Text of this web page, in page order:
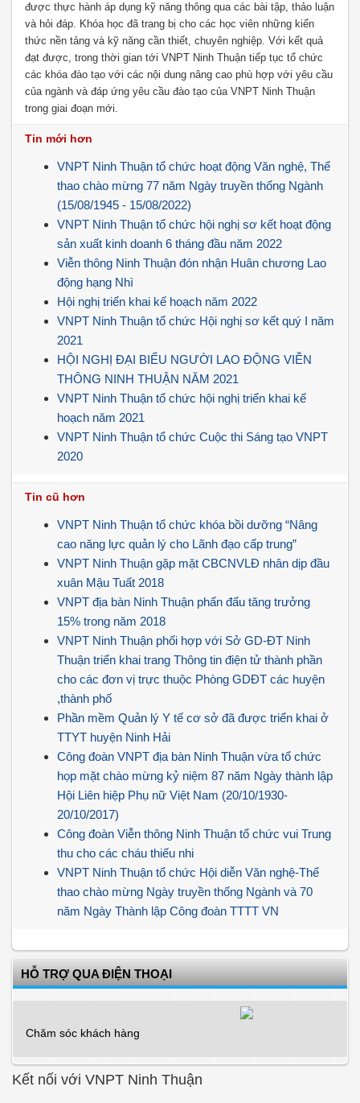
được thực hành áp dụng kỹ năng thông qua các bài tập, thảo luận
và hỏi đáp. Khóa học đã trang bị cho các học viên những kiến
thức nền tảng và kỹ năng cần thiết, chuyên nghiệp. Với kết quả
đạt được, trong thời gian tới VNPT Ninh Thuận tiếp tục tổ chức
các khóa đào tạo với các nội dung nâng cao phù hợp với yêu cầu
của ngành và đáp ứng yêu cầu đào tạo của VNPT Ninh Thuận
trong giai đoạn mới.
Tin mới hơn
VNPT Ninh Thuận tổ chức hoạt động Văn nghệ, Thể
thao chào mừng 77 năm Ngày truyền thống Ngành
(15/08/1945 - 15/08/2022)
VNPT Ninh Thuận tổ chức hội nghị sơ kết hoạt động
sản xuất kinh doanh 6 tháng đầu năm 2022
Viễn thông Ninh Thuận đón nhận Huân chương Lao
động hạng Nhì
Hội nghị triển khai kế hoạch năm 2022
VNPT Ninh Thuận tổ chức Hội nghị sơ kết quý I năm
2021
HỘI NGHỊ ĐẠI BIỂU NGƯỜI LAO ĐỘNG VIỄN
THÔNG NINH THUẬN NĂM 2021
VNPT Ninh Thuận tổ chức hội nghị triển khai kế
hoạch năm 2021
VNPT Ninh Thuận tổ chức Cuộc thi Sáng tạo VNPT
2020
Tin cũ hơn
VNPT Ninh Thuận tổ chức khóa bồi dưỡng “Nâng
cao năng lực quản lý cho Lãnh đạo cấp trung”
VNPT Ninh Thuận gặp mặt CBCNVLĐ nhân dịp đầu
xuân Mậu Tuất 2018
VNPT địa bàn Ninh Thuận phấn đấu tăng trưởng
15% trong năm 2018
VNPT Ninh Thuận phối hợp với Sở GD-ĐT Ninh
Thuận triển khai trang Thông tin điện tử thành phần
cho các đơn vị trực thuộc Phòng GDĐT các huyện
,thành phố
Phần mềm Quản lý Y tế cơ sở đã được triển khai ở
TTYT huyện Ninh Hải
Công đoàn VNPT địa bàn Ninh Thuận vừa tổ chức
họp mặt chào mừng kỷ niệm 87 năm Ngày thành lập
Hội Liên hiệp Phụ nữ Việt Nam (20/10/1930-
20/10/2017)
Công đoàn Viễn thông Ninh Thuận tổ chức vui Trung
thu cho các cháu thiếu nhi
VNPT Ninh Thuận tổ chức Hội diễn Văn nghệ-Thể
thao chào mừng Ngày truyền thống Ngành và 70
năm Ngày Thành lập Công đoàn TTTT VN
HỖ TRỢ QUA ĐIỆN THOẠI
Chăm sóc khách hàng
Kết nối với VNPT Ninh Thuận